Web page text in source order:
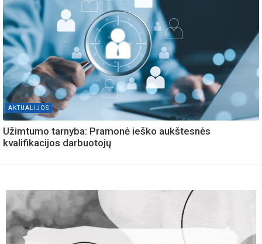
AKTUALIJOS
Užimtumo tarnyba: Pramonė ieško aukštesnės
kvalifikacijos darbuotojų